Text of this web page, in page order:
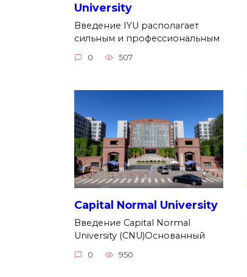
University
Введение IYU располагает
сильным и профессиональным
0 507
Capital Normal University
Введение Capital Normal
University (CNU)Основанный
0 950